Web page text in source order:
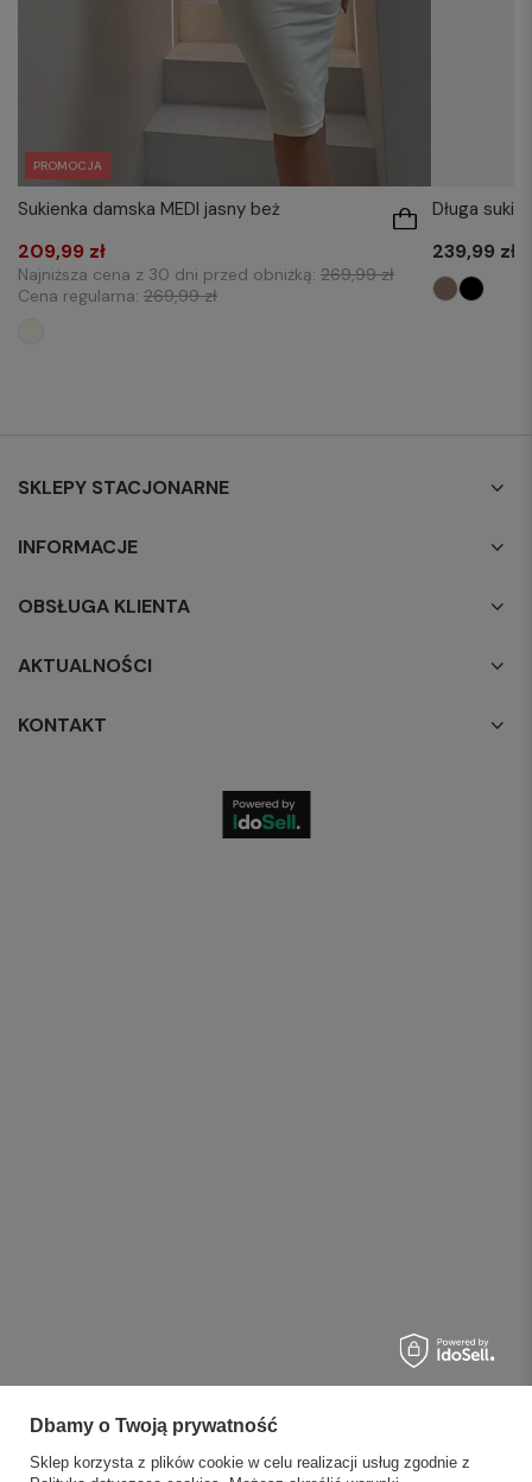
PROMOCJA
Sukienka damska MEDI jasny beż
209,99 zł
Najniższa cena z 30 dni przed obniżką: 269,99 zł
Cena regularna: 269,99 zł
Długa
239,99 zł
SKLEPY STACJONARNE
INFORMACJE
OBSŁUGA KLIENTA
AKTUALNOŚCI
KONTAKT
Dbamy o Twoją prywatność
Sklep korzysta z plików cookie w celu realizacji usług zgodnie z